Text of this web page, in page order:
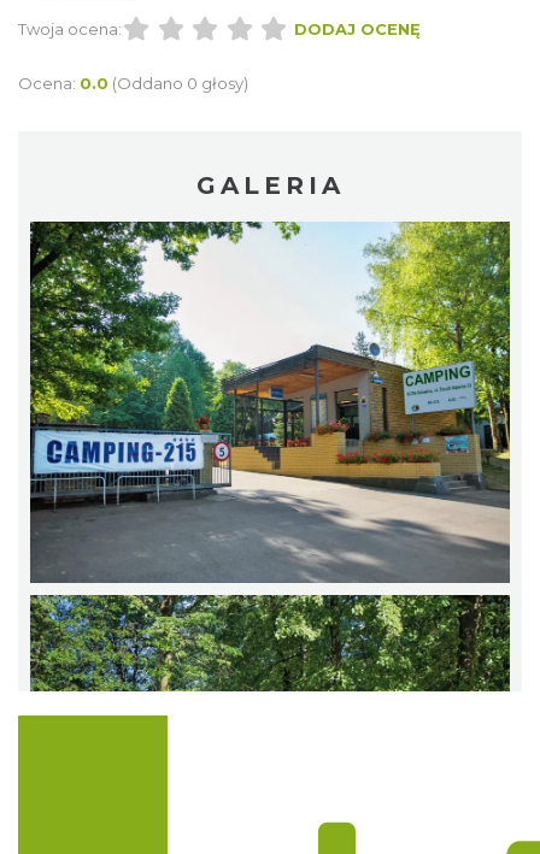
Twoja ocena: DODAJ OCENĘ
Ocena: 0.0 (Oddano 0 głosy)
GALERIA